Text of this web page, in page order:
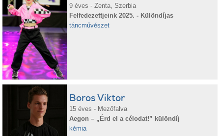
9 éves - Zenta, Szerbia
Felfedezettjeink 2025. - Különdíjas
táncművészet
Boros Viktor
15 éves - Mezőfalva
Aegon – „Érd el a célodat!” különdíj
kémia